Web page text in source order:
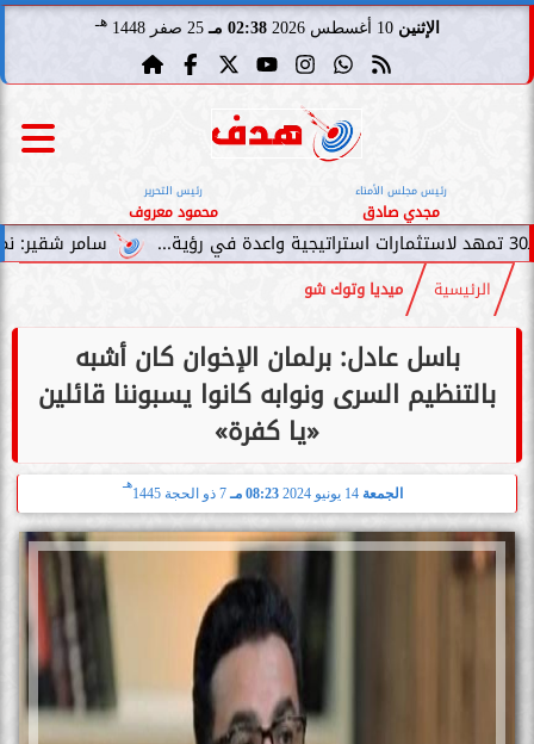
الإثنين 10 أغسطس 2026 02:38 مـ 25 صفر 1448 هـ
رئيس مجلس الأمناء
مجدي صادق
رئيس التحرير
محمود معروف
سامر شقير: نمو صناديق الاستثمار
الرئيسية ميديا وتوك شو
باسل عادل: برلمان الإخوان كان أشبه
بالتنظيم السرى ونوابه كانوا يسبوننا قائلين
«يا كفرة»
الجمعة 14 يونيو 2024 08:23 مـ 7 ذو الحجة 1445
هـ